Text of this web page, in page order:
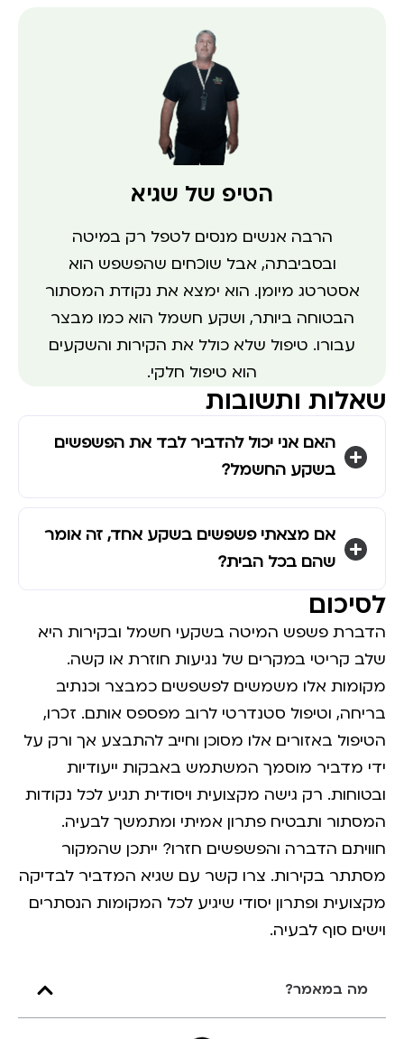
הטיפ של שגיא
הרבה אנשים מנסים לטפל רק במיטה
ובסביבתה, אבל שוכחים שהפשפש הוא
אסטרטג מיומן. הוא ימצא את נקודת המסתור
הבטוחה ביותר, ושקע חשמל הוא כמו מבצר
עבורו. טיפול שלא כולל את הקירות והשקעים
הוא טיפול חלקי.
שאלות ותשובות
האם אני יכול להדביר לבד את הפשפשים
בשקע החשמל?
אם מצאתי פשפשים בשקע אחד, זה אומר
שהם בכל הבית?
לסיכום
הדברת פשפש המיטה בשקעי חשמל ובקירות היא
שלב קריטי במקרים של נגיעות חוזרת או קשה.
מקומות אלו משמשים לפשפשים כמבצר וכנתיב
בריחה, וטיפול סטנדרטי לרוב מפספס אותם. זכרו,
הטיפול באזורים אלו מסוכן וחייב להתבצע אך ורק על
ידי מדביר מוסמך המשתמש באבקות ייעודיות
ובטוחות. רק גישה מקצועית ויסודית תגיע לכל נקודות
המסתור ותבטיח פתרון אמיתי ומתמשך לבעיה.
חוויתם הדברה והפשפשים חזרו? ייתכן שהמקור
מסתתר בקירות. צרו קשר עם שגיא המדביר לבדיקה
מקצועית ופתרון יסודי שיגיע לכל המקומות הנסתרים
וישים סוף לבעיה.
מה במאמר?